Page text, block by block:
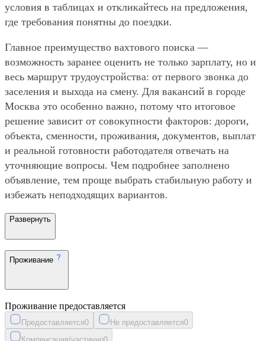
условия в таблицах и откликайтесь на предложения,
где требования понятны до поездки.
Главное преимущество вахтового поиска —
возможность заранее оценить не только зарплату, но и
весь маршрут трудоустройства: от первого звонка до
заселения и выхода на смену. Для вакансий в городе
Москва это особенно важно, потому что итоговое
решение зависит от совокупности факторов: дороги,
объекта, сменности, проживания, документов, выплат
и реальной готовности работодателя отвечать на
уточняющие вопросы. Чем подробнее заполнено
объявление, тем проще выбрать стабильную работу и
избежать неподходящих вариантов.
Развернуть
Проживание
Проживание предоставляется
Предоставляется0 Не предоставляется0